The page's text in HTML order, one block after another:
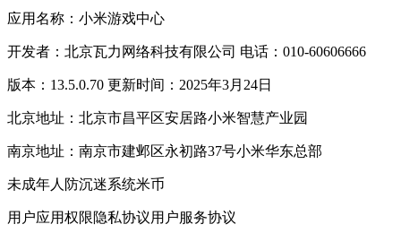
应用名称：小米游戏中心
开发者：北京瓦力网络科技有限公司 电话：010-60606666
版本：13.5.0.70 更新时间：2025年3月24日
北京地址：北京市昌平区安居路小米智慧产业园
南京地址：南京市建邺区永初路37号小米华东总部
未成年人防沉迷系统米币
用户应用权限隐私协议用户服务协议